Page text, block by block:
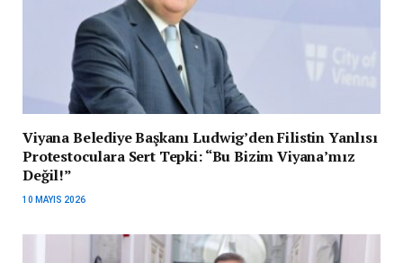
Viyana Belediye Başkanı Ludwig’den Filistin Yanlısı
Protestoculara Sert Tepki: “Bu Bizim Viyana’mız
Değil!”
10 MAYIS 2026